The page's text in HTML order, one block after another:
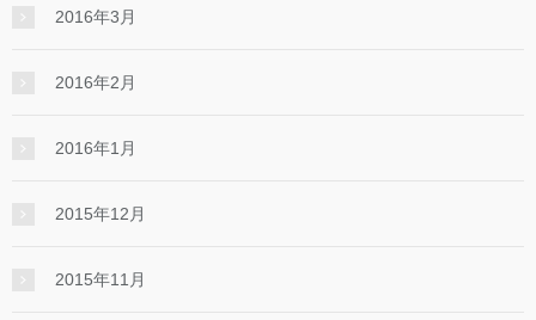
2016年3月
2016年2月
2016年1月
2015年12月
2015年11月